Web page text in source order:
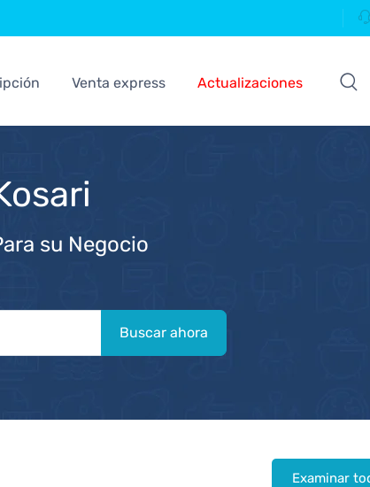
Venta express Actualizaciones
su Negocio
Buscar ahora
Examinar